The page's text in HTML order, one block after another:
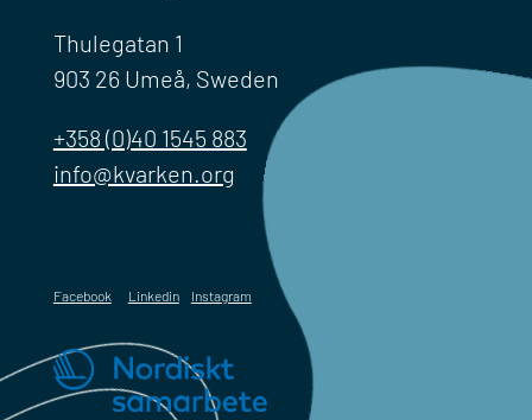
Thulegatan 1
903 26 Umeå, Sweden
+358 (0)40 1545 883
info@kvarken.org
Facebook Linkedin Instagram